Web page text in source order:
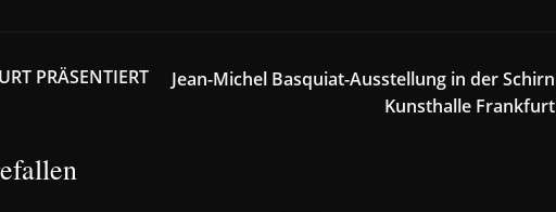
PRÄSENTIERT
Jean-Michel Basquiat-Ausstellung in der Schirn
Kunsthalle Frankfurt